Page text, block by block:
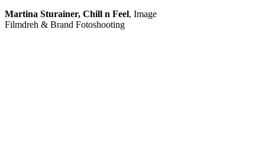
Martina Sturainer, Chill n Feel, Image
Filmdreh & Brand Fotoshooting